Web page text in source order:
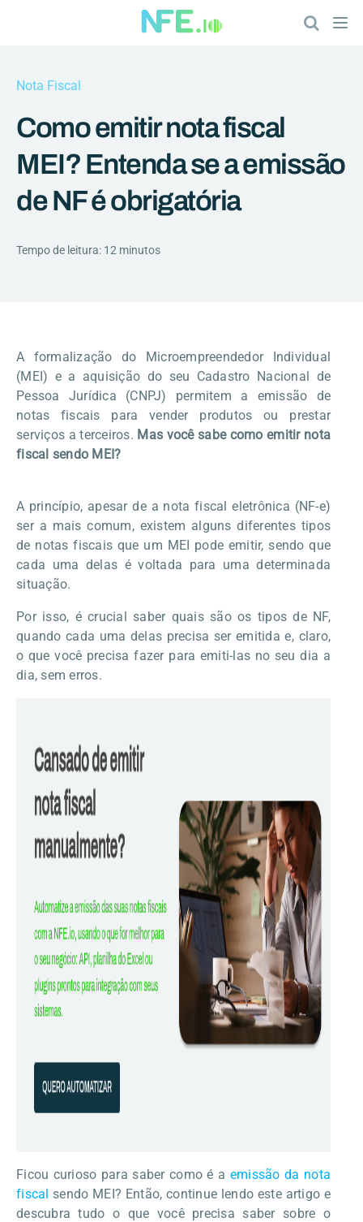
Nota Fiscal
Como emitir nota fiscal
MEI? Entenda se a emissão
de NF é obrigatória
Tempo de leitura: 12 minutos
A formalização do Microempreendedor Individual
(MEI) e a aquisição do seu Cadastro Nacional de
Pessoa Jurídica (CNPJ) permitem a emissão de
notas fiscais para vender produtos ou prestar
serviços a terceiros. Mas você sabe como emitir nota
fiscal sendo MEI?
A princípio, apesar de a nota fiscal eletrônica (NF-e)
ser a mais comum, existem alguns diferentes tipos
de notas fiscais que um MEI pode emitir, sendo que
cada uma delas é voltada para uma determinada
situação.
Por isso, é crucial saber quais são os tipos de NF,
quando cada uma delas precisa ser emitida e, claro,
o que você precisa fazer para emiti-las no seu dia a
dia, sem erros.
Ficou curioso para saber como é a emissão da nota
fiscal sendo MEI? Então, continue lendo este artigo e
descubra tudo o que você precisa saber sobre o